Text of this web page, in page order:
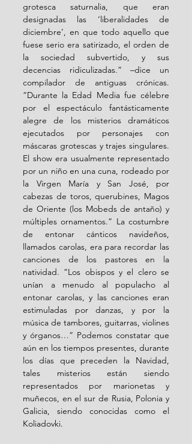
grotesca saturnalia, que eran
designadas las ‘liberalidades de
diciembre’, en que todo aquello que
fuese serio era satirizado, el orden de
la sociedad subvertido, y sus
decencias ridiculizadas.” –dice un
compilador de antiguas crónicas.
“Durante la Edad Media fue célebre
por el espectáculo fantásticamente
alegre de los misterios dramáticos
ejecutados por personajes con
máscaras grotescas y trajes singulares.
El show era usualmente representado
por un niño en una cuna, rodeado por
la Virgen María y San José, por
cabezas de toros, querubines, Magos
de Oriente (los Mobeds de antaño) y
múltiples ornamentos.” La costumbre
de entonar cánticos navideños,
llamados carolas, era para recordar las
canciones de los pastores en la
natividad. “Los obispos y el clero se
unían a menudo al populacho al
entonar carolas, y las canciones eran
estimuladas por danzas, y por la
música de tambores, guitarras, violines
y órganos…” Podemos constatar que
aún en los tiempos presentes, durante
los días que preceden la Navidad,
tales misterios están siendo
representados por marionetas y
muñecos, en el sur de Rusia, Polonia y
Galicia, siendo conocidas como el
Koliadovki.